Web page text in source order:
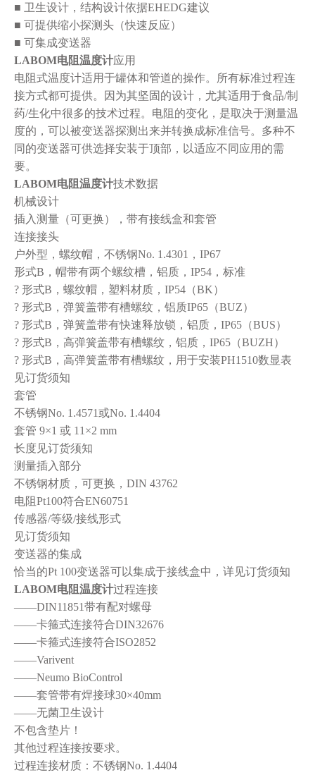
■ 卫生设计，结构设计依据EHEDG建议
■ 可提供缩小探测头（快速反应）
■ 可集成变送器
LABOM电阻温度计应用
电阻式温度计适用于罐体和管道的操作。所有标准过程连
接方式都可提供。因为其坚固的设计，尤其适用于食品/制
药/生化中很多的技术过程。电阻的变化，是取决于测量温
度的，可以被变送器探测出来并转换成标准信号。多种不
同的变送器可供选择安装于顶部，以适应不同应用的需
要。
LABOM电阻温度计技术数据
机械设计
插入测量（可更换），带有接线盒和套管
连接接头
户外型，螺纹帽，不锈钢No. 1.4301 ， IP67
形式B ，帽带有两个螺纹槽，铝质， IP54 ，标准
? 形式B ，螺纹帽，塑料材质， IP54 （BK）
? 形式B ，弹簧盖带有槽螺纹，铝质IP65 （BUZ）
? 形式B ，弹簧盖带有快速释放锁，铝质， IP65 （BUS）
? 形式B ，高弹簧盖带有槽螺纹，铝质， IP65 （BUZH）
? 形式B ，高弹簧盖带有槽螺纹，用于安装PH1510数显表
见订货须知
套管
不锈钢No. 1.4571或No. 1.4404
套管 9×1 或 11×2 mm
长度见订货须知
测量插入部分
不锈钢材质，可更换， DIN 43762
电阻Pt100符合EN60751
传感器/等级/接线形式
见订货须知
变送器的集成
恰当的Pt 100变送器可以集成于接线盒中，详见订货须知
LABOM电阻温度计过程连接
——DIN11851带有配对螺母
——卡箍式连接符合DIN32676
——卡箍式连接符合ISO2852
——Varivent
——Neumo BioControl
——套管带有焊接球30×40mm
——无菌卫生设计
不包含垫片！
其他过程连接按要求。
过程连接材质：不锈钢No. 1.4404